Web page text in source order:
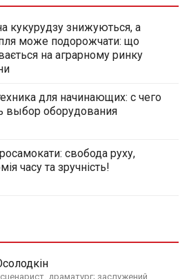
кукурудзу знижуються, а
може подорожчати: що
на аграрному ринку
для начинающих: с чего
выбор оборудования
свобода руху,
часу та зручність!
драматург; заслужений